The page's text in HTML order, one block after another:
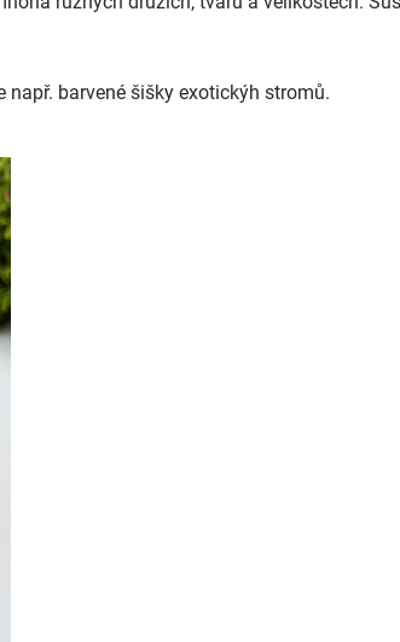
barvené šišky exotickýh stromů.